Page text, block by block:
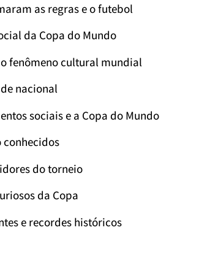
as regras e o futebol
da Copa do Mundo
fenômeno cultural mundial
nacional
sociais e a Copa do Mundo
conhecidos
do torneio
da Copa
e recordes históricos